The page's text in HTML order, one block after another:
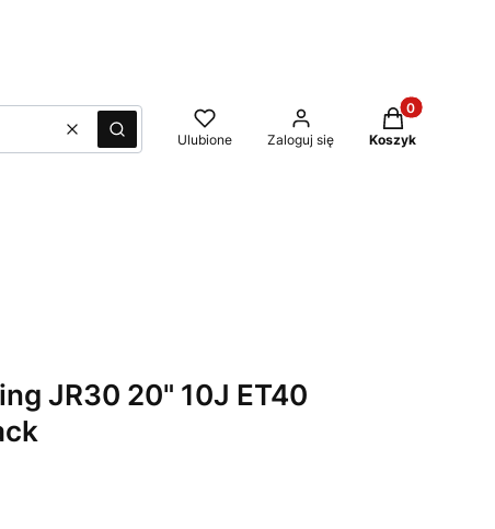
WyczyśćSzukaj Ulubione Zaloguj się
Produkty w
Koszyk
JR30 20" 10J ET40